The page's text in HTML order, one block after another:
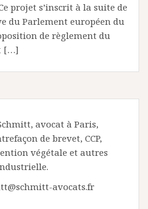
projet s’inscrit à la suite de
du Parlement européen du
de règlement du
[…]
avocat à Paris,
de brevet, CCP,
végétale et autres
avocats.fr